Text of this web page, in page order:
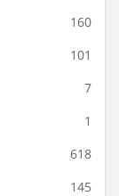
160
101
7
1
618
145